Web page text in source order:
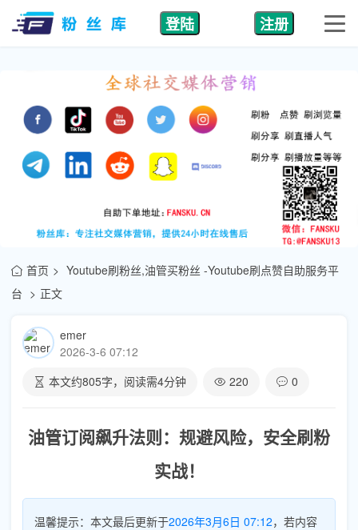
登陆 注册
首页
Youtube刷粉丝,油管买粉丝 -Youtube刷点赞自助服务平
台
正文
emer
2026-3-6 07:12
本文约805字，阅读需4分钟 220 0
油管订阅飙升法则：规避风险，安全刷粉
实战！
温馨提示：本文最后更新于2026年3月6日 07:12，若内容